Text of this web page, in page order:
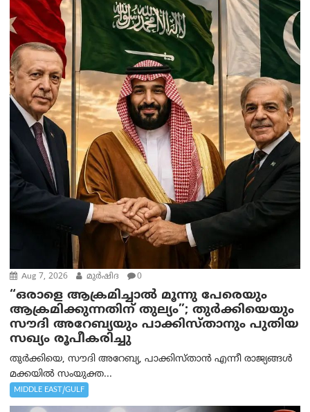
Aug 7, 2026 മുര്‍ഷിദ 0
“ഒരാളെ ആക്രമിച്ചാല്‍ മൂന്നു പേരെയും
ആക്രമിക്കുന്നതിന് തുല്യം”; തുർക്കിയെയും
സൗദി അറേബ്യയും പാക്കിസ്താനും പുതിയ
സഖ്യം രൂപീകരിച്ചു
തുർക്കിയെ, സൗദി അറേബ്യ, പാക്കിസ്താന്‍ എന്നീ രാജ്യങ്ങൾ
മക്കയിൽ സംയുക്ത...
MIDDLE EAST/GULF